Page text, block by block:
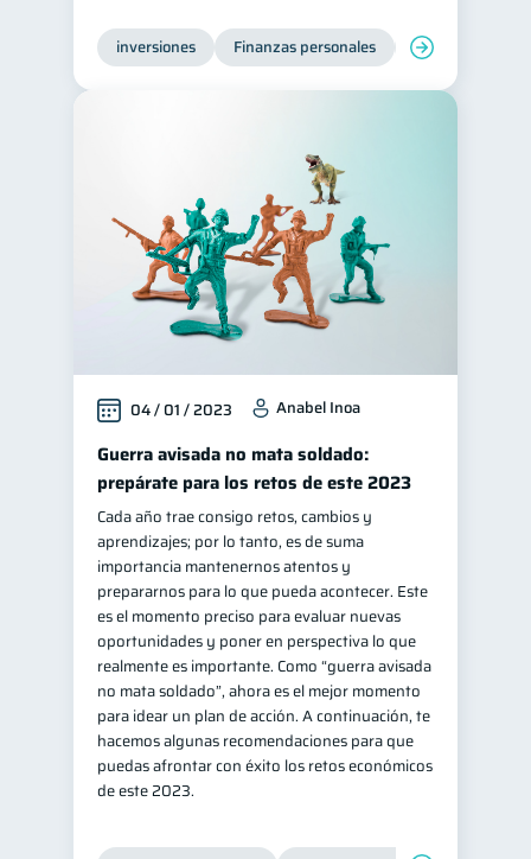
inversiones Finanzas personales Educación
04 / 01 / 2023 Anabel Inoa
Guerra avisada no mata soldado:
prepárate para los retos de este 2023
Cada año trae consigo retos, cambios y
aprendizajes; por lo tanto, es de suma
importancia mantenernos atentos y
prepararnos para lo que pueda acontecer. Este
es el momento preciso para evaluar nuevas
oportunidades y poner en perspectiva lo que
realmente es importante. Como “guerra avisada
no mata soldado”, ahora es el mejor momento
para idear un plan de acción. A continuación, te
hacemos algunas recomendaciones para que
puedas afrontar con éxito los retos económicos
de este 2023.